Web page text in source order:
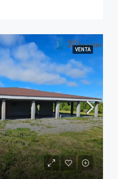
VENTA